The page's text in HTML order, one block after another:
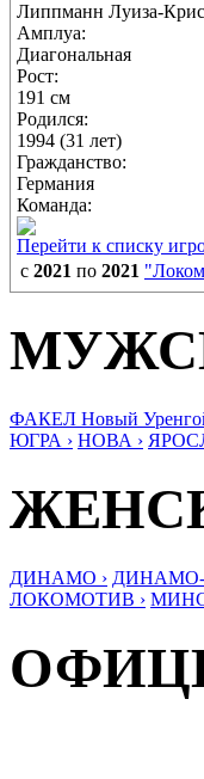
Липпманн Луиза-
Амплуа:
Диагональная
Рост:
191 см
Родился:
1994 (31 лет)
Гражданство:
Германия
Команда:
Перейти к списку
с 2021 по 2021
ФАКЕЛ Новый
ЮГРА › НОВА ›
ДИНАМО › ДИНАМО-
ЛОКОМОТИВ ›